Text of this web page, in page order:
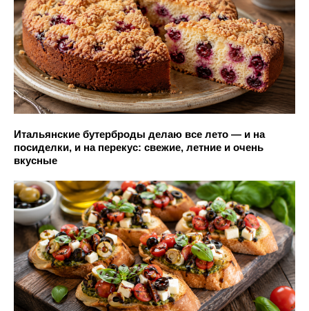
Итальянские бутерброды делаю все лето — и на
посиделки, и на перекус: свежие, летние и очень
вкусные